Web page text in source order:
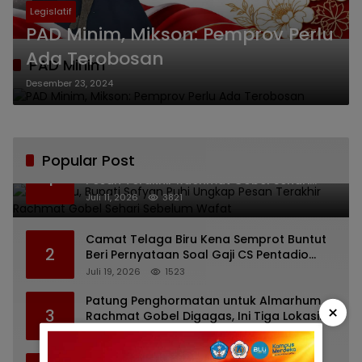
PAD Minim
Legislatif
PAD Minim, Mikson: Pemprov Perlu
Ada Terobosan
Desember 23, 2024
Popular Post
1
Bikin Haru, Bupati Sofyan Puhi Ungkap
Pesan Terakhir Rachmat Gobel Sehari
Sebelum Wafat
Juli 11, 2026 3821
2
Camat Telaga Biru Kena Semprot Buntut
Beri Pernyataan Soal Gaji CS Pentadio
Barat yang Nunggak
Juli 19, 2026 1523
3
Patung Penghormatan untuk Almarhum
Rachmat Gobel Digagas, Ini Tiga Lokasi
yang Diusulkan
Juli 13, 2026 1205
×